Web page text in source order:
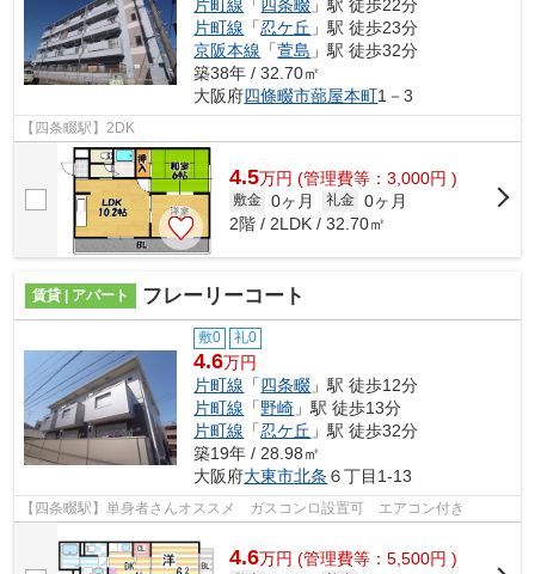
片町線 「 四条畷 」駅 徒歩22分
片町線 「忍ケ丘 」駅 徒歩23分
京阪本線 「萱島 」駅 徒歩32分
築38年 / 32.70㎡
大阪府四條畷市蔀屋本町1－3
【四条畷駅】2DK
4.5万円 (管理費等：3,000円 )
敷金 0ヶ月 礼金 0ヶ月
2階 / 2LDK / 32.70㎡
賃貸 | アパート フレーリーコート
敷0 礼0
4.6万円
片町線 「四条畷 」駅 徒歩12分
片町線 「野崎 」駅 徒歩13分
片町線 「忍ケ丘 」駅 徒歩32分
築19年 / 28.98㎡
大阪府大東市北条 ６丁目1-13
【四条畷駅】単身者さんオススメ ガスコンロ設置可 エアコン付き
4.6万円 (管理費等：5,500円 )